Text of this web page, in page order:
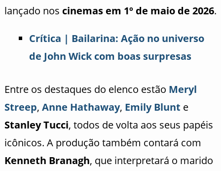
lançado nos cinemas em 1º de maio de 2026.
Crítica | Bailarina: Ação no universo
de John Wick com boas surpresas
Entre os destaques do elenco estão Meryl
Streep, Anne Hathaway, Emily Blunt e
Stanley Tucci, todos de volta aos seus papéis
icônicos. A produção também contará com
Kenneth Branagh, que interpretará o marido